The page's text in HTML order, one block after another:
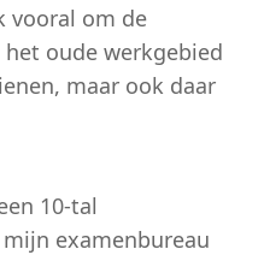
vooral om de
oude werkgebied
maar ook daar
10-tal
examenbureau